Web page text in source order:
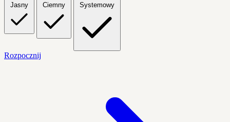
Jasny Ciemny Systemowy
Rozpocznij